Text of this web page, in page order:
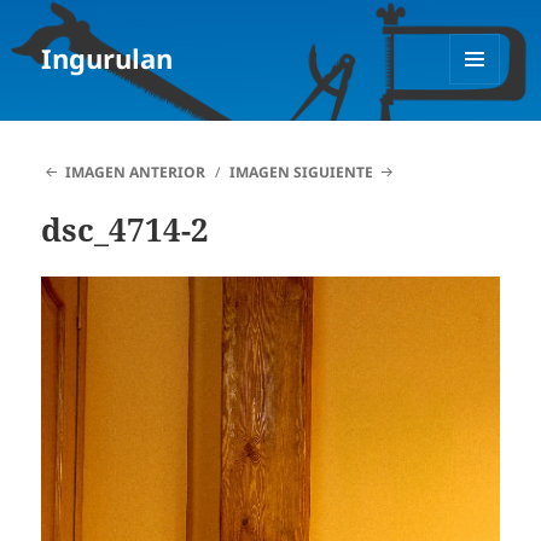
Ingurulan
MENÚ
IMAGEN ANTERIOR
IMAGEN SIGUIENTE
dsc_4714-2